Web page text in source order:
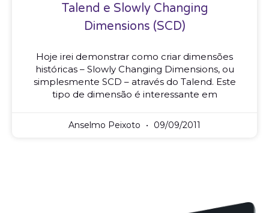
Talend e Slowly Changing
Dimensions (SCD)
Hoje irei demonstrar como criar dimensões
históricas – Slowly Changing Dimensions, ou
simplesmente SCD – através do Talend. Este
tipo de dimensão é interessante em
Anselmo Peixoto 09/09/2011